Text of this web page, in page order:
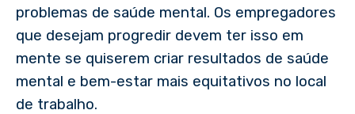
problemas de saúde mental. Os empregadores
que desejam progredir devem ter isso em
mente se quiserem criar resultados de saúde
mental e bem-estar mais equitativos no local
de trabalho.